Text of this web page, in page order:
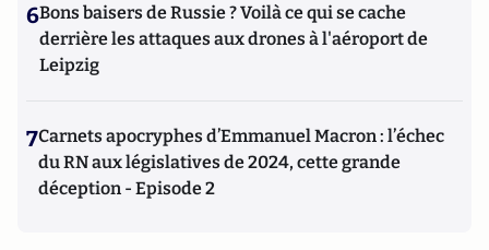
6Bons baisers de Russie ? Voilà ce qui se cache
derrière les attaques aux drones à l'aéroport de
Leipzig
7Carnets apocryphes d’Emmanuel Macron : l’échec
du RN aux législatives de 2024, cette grande
déception - Episode 2